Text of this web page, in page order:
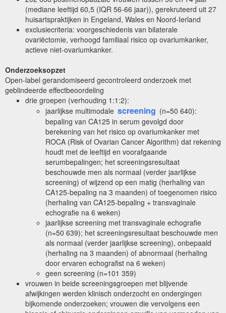
(mediane leeftijd 60,5 (IQR 56-66 jaar)), gerekruteerd uit 27
huisartspraktijken in Engeland, Wales en Noord-Ierland
exclusiecriteria: voorgeschiedenis van bilaterale
ovariëctomie, verhoogd familiaal risico op ovariumkanker,
actieve niet-ovariumkanker.
Onderzoeksopzet
Open-label gerandomiseerd gecontroleerd onderzoek met
geblindeerde effectbeoordeling
drie groepen (verhouding 1:1:2):
jaarlijkse multimodale screening (n=50 640):
bepaling van CA125 in serum gevolgd door
berekening van het risico op ovariumkanker met
ROCA (Risk of Ovarian Cancer Algorithm) dat rekening
houdt met de leeftijd en voorafgaande
serumbepalingen; het screeningsresultaat
beschouwde men als normaal (verder jaarlijkse
screening) of wijzend op een matig (herhaling van
CA125-bepaling na 3 maanden) of toegenomen risico
(herhaling van CA125-bepaling + transvaginale
echografie na 6 weken)
jaarlijkse screening met transvaginale echografie
(n=50 639); het screeningsresultaat beschouwde men
als normaal (verder jaarlijkse screening), onbepaald
(herhaling na 3 maanden) of abnormaal (herhaling
door ervaren echografist na 6 weken)
geen screening (n=101 359)
vrouwen in beide screeningsgroepen met blijvende
afwijkingen werden klinisch onderzocht en ondergingen
bijkomende onderzoeken; vrouwen die vervolgens een